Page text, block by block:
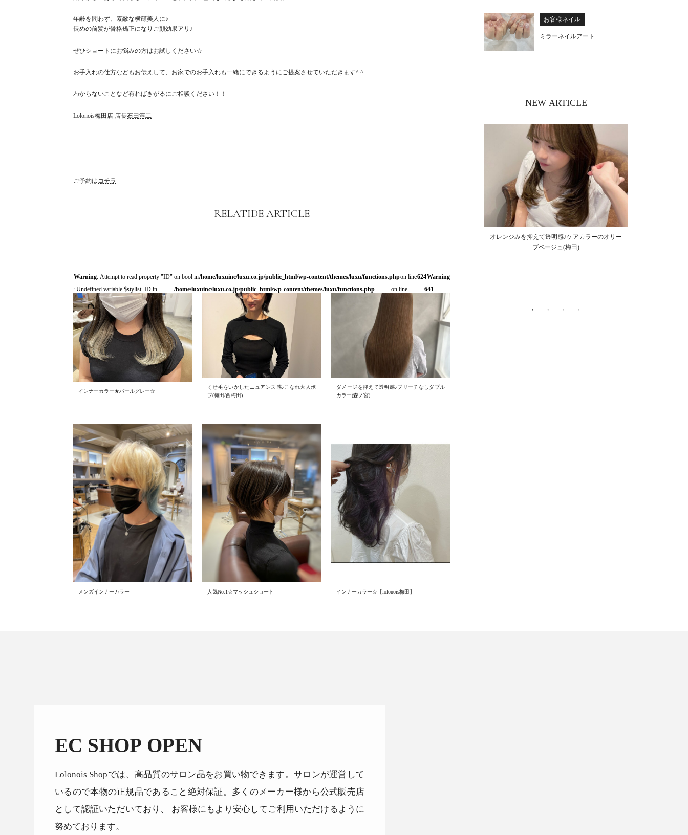
年齢を問わず、素敵な横顔美人に♪
長めの前髪が骨格矯正になりご顔効果アリ♪
ぜひショートにお悩みの方はお試しください☆
お手入れの仕方などもお伝えして、お家でのお手入れも一緒にできるようにご提案させていただきます^ ^
わからないことなど有ればきがるにご相談ください！！
Lolonois梅田店 店長石田淳二
ご予約は コチラ
RELATIDE ARTICLE
Warning: Attempt to read property "ID" on bool in/home/luxuinc/luxu.co.jp/public_html/wp-content/themes/luxu/functions.phpon line624 Warning
: Undefined variable $stylist_ID in
/home/luxuinc/luxu.co.jp/public_html/wp-content/themes/luxu/functions.php on line 641
インナーカラー★パールグレー☆
くせ毛をいかしたニュアンス感♪こなれ大人ボ
ブ(梅田/西梅田)
ダメージを抑えて透明感♪ブリーチなしダブル
カラー(森ノ宮)
メンズインナーカラー 人気No.1☆マッシュショート インナーカラー☆【lolonois梅田】
お客様ネイル
ミラーネイルアート
NEW ARTICLE
オレンジみを抑えて透明感♪ケアカラーのオリー
ブベージュ(梅田)
EC SHOP OPEN
Lolonois Shopでは、高品質のサロン品をお買い物できます。サロンが運営して
いるので本物の正規品であること絶対保証。多くのメーカー様から公式販売店
として認証いただいており、 お客様にもより安心してご利用いただけるように
努めております。